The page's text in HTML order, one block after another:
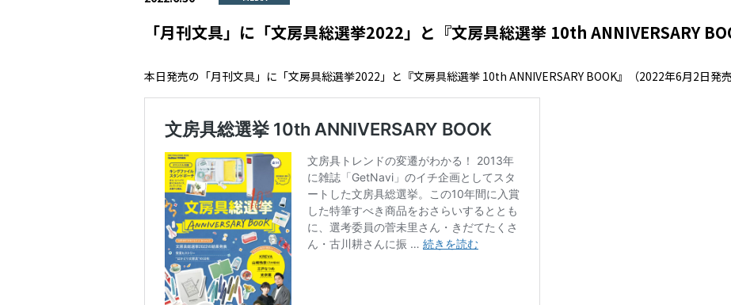
「月刊文具」に「文房具総選挙2022」と『文房具総選挙 10th ANNIVERSARY
本日発売の「月刊文具」に「文房具総選挙2022」と『文房具総選挙 10th ANNIVERSARY BOOK』（2022年6月2日発